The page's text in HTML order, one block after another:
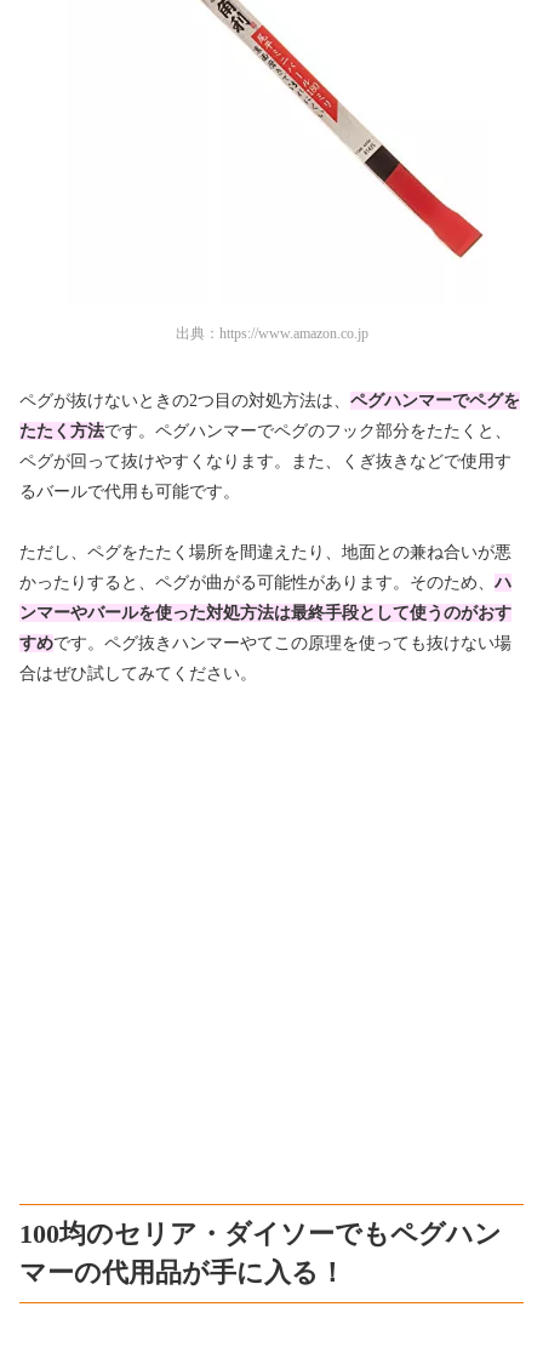
出典： https://www.amazon.co.jp
ペグが抜けないときの2つ目の対処方法は、 ペグハンマーでペグを
たたく方法です。ペグハンマーでペグのフック部分をたたくと、
ペグが回って抜けやすくなります。また、くぎ抜きなどで使用す
るバールで代用も可能です。
ただし、ペグをたたく場所を間違えたり、地面との兼ね合いが悪
かったりすると、ペグが曲がる可能性があります。そのため、ハ
ンマーやバールを使った対処方法は最終手段として使うのがおす
すめです。ペグ抜きハンマーやてこの原理を使っても抜けない場
合はぜひ試してみてください。
100均のセリア・ダイソーでもペグハン
マーの代用品が手に入る！